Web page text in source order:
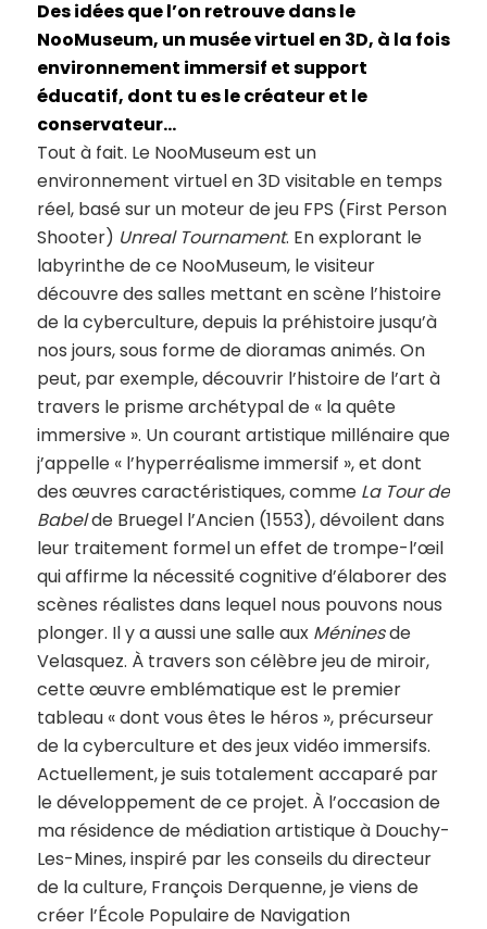
Des idées que l’on retrouve dans le
NooMuseum, un musée virtuel en 3D, à la fois
environnement immersif et support
éducatif, dont tu es le créateur et le
conservateur…
Tout à fait. Le NooMuseum est un
environnement virtuel en 3D visitable en temps
réel, basé sur un moteur de jeu FPS (First Person
Shooter) Unreal Tournament. En explorant le
labyrinthe de ce NooMuseum, le visiteur
découvre des salles mettant en scène l’histoire
de la cyberculture, depuis la préhistoire jusqu’à
nos jours, sous forme de dioramas animés. On
peut, par exemple, découvrir l’histoire de l’art à
travers le prisme archétypal de « la quête
immersive ». Un courant artistique millénaire que
j’appelle « l’hyperréalisme immersif », et dont
des œuvres caractéristiques, comme La Tour de
Babelde Bruegel l’Ancien (1553), dévoilent dans
leur traitement formel un effet de trompe-l’œil
qui affirme la nécessité cognitive d’élaborer des
scènes réalistes dans lequel nous pouvons nous
plonger. Il y a aussi une salle aux Méninesde
Velasquez. À travers son célèbre jeu de miroir,
cette œuvre emblématique est le premier
tableau « dont vous êtes le héros », précurseur
de la cyberculture et des jeux vidéo immersifs.
Actuellement, je suis totalement accaparé par
le développement de ce projet. À l’occasion de
ma résidence de médiation artistique à Douchy-
Les-Mines, inspiré par les conseils du directeur
de la culture, François Derquenne, je viens de
créer l’École Populaire de Navigation